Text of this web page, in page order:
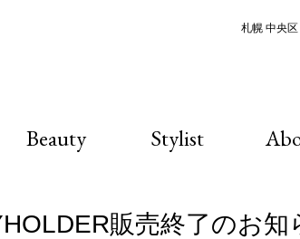
札幌 中央
Beauty Stylist
販売終了のお知